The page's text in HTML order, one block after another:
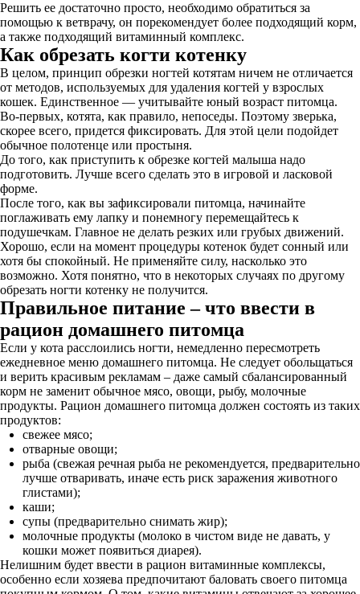
Решить ее достаточно просто, необходимо обратиться за
помощью к ветврачу, он порекомендует более подходящий корм,
а также подходящий витаминный комплекс.
Как обрезать когти котенку
В целом, принцип обрезки ногтей котятам ничем не отличается
от методов, используемых для удаления когтей у взрослых
кошек. Единственное — учитывайте юный возраст питомца.
Во-первых, котята, как правило, непоседы. Поэтому зверька,
скорее всего, придется фиксировать. Для этой цели подойдет
обычное полотенце или простыня.
До того, как приступить к обрезке когтей малыша надо
подготовить. Лучше всего сделать это в игровой и ласковой
форме.
После того, как вы зафиксировали питомца, начинайте
поглаживать ему лапку и понемногу перемещайтесь к
подушечкам. Главное не делать резких или грубых движений.
Хорошо, если на момент процедуры котенок будет сонный или
хотя бы спокойный. Не применяйте силу, насколько это
возможно. Хотя понятно, что в некоторых случаях по другому
обрезать ногти котенку не получится.
Правильное питание – что ввести в
рацион домашнего питомца
Если у кота расслоились ногти, немедленно пересмотреть
ежедневное меню домашнего питомца. Не следует обольщаться
и верить красивым рекламам – даже самый сбалансированный
корм не заменит обычное мясо, овощи, рыбу, молочные
продукты. Рацион домашнего питомца должен состоять из таких
продуктов:
свежее мясо;
отварные овощи;
рыба (свежая речная рыба не рекомендуется, предварительно
лучше отваривать, иначе есть риск заражения животного
глистами);
каши;
супы (предварительно снимать жир);
молочные продукты (молоко в чистом виде не давать, у
кошки может появиться диарея).
Нелишним будет ввести в рацион витаминные комплексы,
особенно если хозяева предпочитают баловать своего питомца